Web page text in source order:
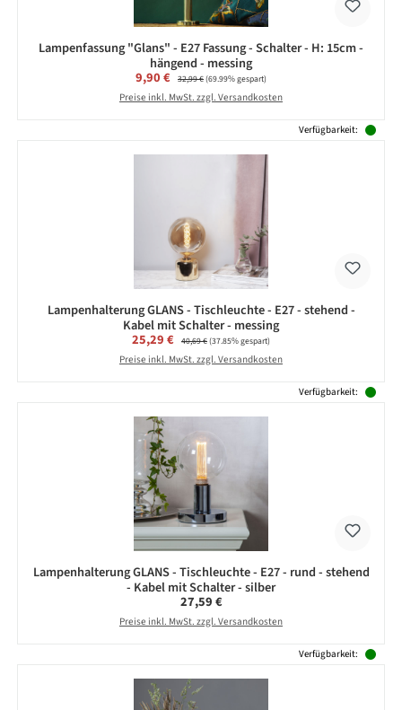
Lampenfassung "Glans" - E27 Fassung - Schalter - H: 15cm -
hängend - messing
Verkaufspreis:
9,90 € Regulärer Preis:
32,99 €(69.99% gespart)
Preise inkl. MwSt. zzgl. Versandkosten
Verfügbarkeit:
Lampenhalterung GLANS - Tischleuchte - E27 - stehend -
Kabel mit Schalter - messing
Verkaufspreis:
25,29 € Regulärer Preis:
40,69 €(37.85% gespart)
Preise inkl. MwSt. zzgl. Versandkosten
Verfügbarkeit:
Lampenhalterung GLANS - Tischleuchte - E27 - rund - stehend
- Kabel mit Schalter - silber
Regulärer Preis:
27,59 €
Preise inkl. MwSt. zzgl. Versandkosten
Verfügbarkeit: